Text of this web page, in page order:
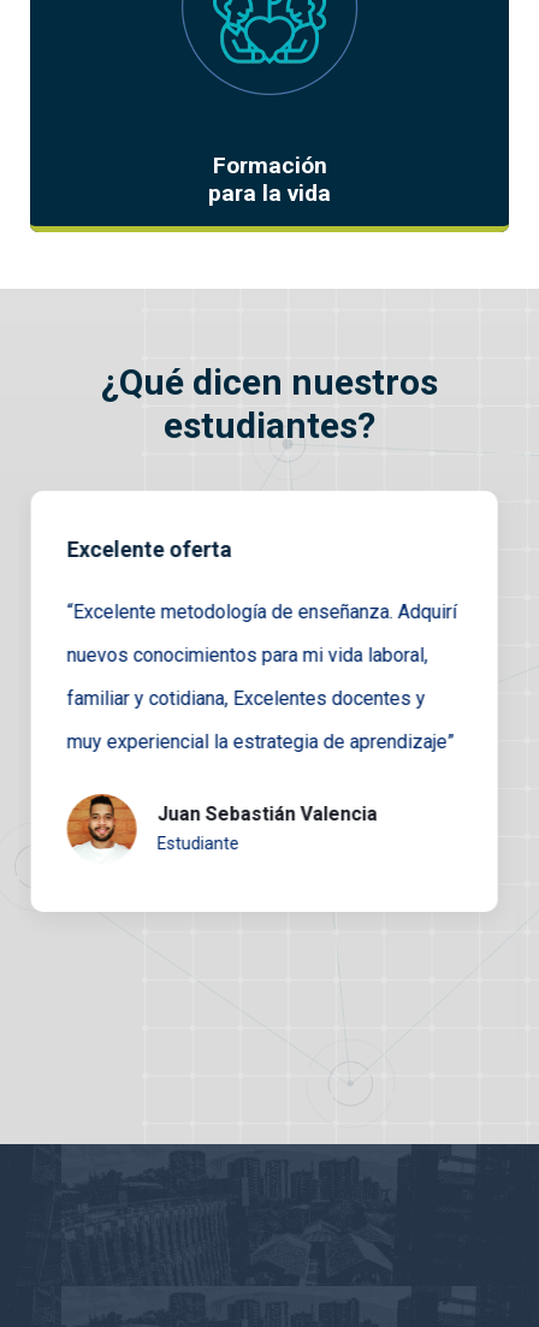
Formación
para la vida
¿Qué dicen nuestros
estudiantes?
Muy profesional
“Los contenidos fueron muy importantes para
el desarrollo de las estrategias personales y
profesionales. Aportó desde lo temático y
metodológico para trabajar con nuestros
técnicas que son de gran utilidad en el día a